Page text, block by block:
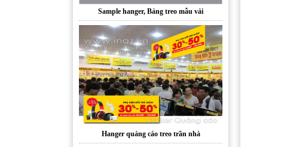
Hanger quảng cáo treo trần nhà